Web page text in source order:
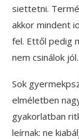
siettetni.
akkor mindent
fel. Ettől pedig
nem csinálok jól.
Sok
elméletben
gyakorlatban
leírnak: ne